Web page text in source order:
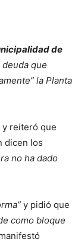
de
que
la Planta
reiteró que
dicen los
no ha dado
y pidió que
como bloque